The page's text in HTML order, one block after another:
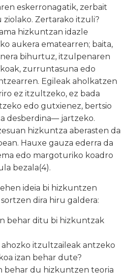
eskerronagatik, zerbait
Zertarako itzuli?
hizkuntzan idazle
aukera ematearren; baita,
bihurtuz, itzulpenaren
zurruntasuna edo
Egileak aholkatzen
ez itzultzeko, ez bada
edo gutxienez, bertsio
desberdina— jartzeko.
hizkuntza aberasten da
Hauxe gauza ederra da
edo margoturiko koadro
bezala(4).
ideia bi hizkuntzen
dira hiru galdera:
behar ditu bi hizkuntzak
itzultzaileak antzeko
izan behar dute?
behar du hizkuntzen teoria